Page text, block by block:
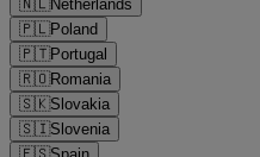
🇳🇱Netherlands
🇵🇱Poland
🇵🇹Portugal
🇷🇴Romania
🇸🇰Slovakia
🇸🇮Slovenia